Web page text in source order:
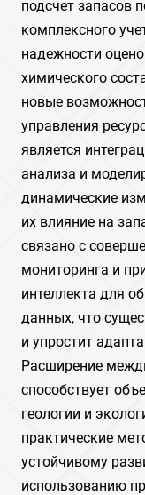
подсчет запасов
комплексного
надежности
химического
новые
управления
является
анализа и
динамические
их влияние на
связано с
мониторинга и
интеллекта для
данных, что
и упростит
Расширение
способствует
геологии и
практические
устойчивому
использованию